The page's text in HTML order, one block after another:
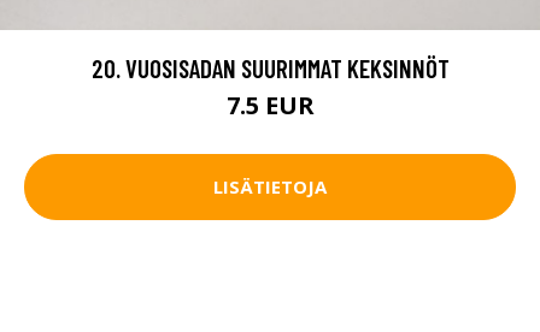
20. VUOSISADAN SUURIMMAT KEKSINNÖT
7.5 EUR
LISÄTIETOJA